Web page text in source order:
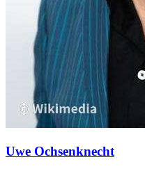
Uwe Ochsenknecht